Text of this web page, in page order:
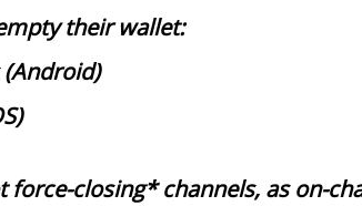
their wallet:
(Android)
closing* channels, as on-